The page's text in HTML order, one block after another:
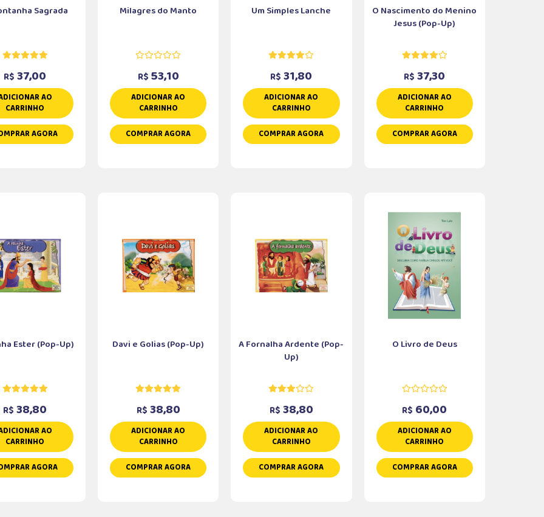
Sagrada
R$ 37,00
AO
CARRINHO
AGORA
Milagres do Manto
R$ 53,10
ADICIONAR AO
CARRINHO
COMPRAR AGORA
Um Simples Lanche
R$ 31,80
ADICIONAR AO
CARRINHO
COMPRAR AGORA
O Nascimento do Menino
Jesus (Pop-Up)
R$ 37,30
ADICIONAR AO
CARRINHO
COMPRAR AGORA
Ester (Pop-Up)
R$ 38,80
AO
CARRINHO
AGORA
Davi e Golias (Pop-Up)
R$ 38,80
ADICIONAR AO
CARRINHO
COMPRAR AGORA
A Fornalha Ardente (Pop-
Up)
R$ 38,80
ADICIONAR AO
CARRINHO
COMPRAR AGORA
O Livro de Deus
R$ 60,00
ADICIONAR AO
CARRINHO
COMPRAR AGORA